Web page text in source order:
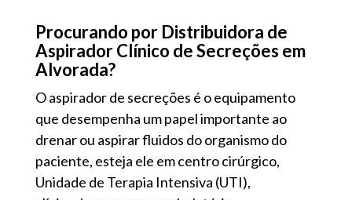
Procurando por Distribuidora de
Aspirador Clínico de Secreções em
Alvorada?
O aspirador de secreções é o equipamento
que desempenha um papel importante ao
drenar ou aspirar fluidos do organismo do
paciente, esteja ele em centro cirúrgico,
Unidade de Terapia Intensiva (UTI),